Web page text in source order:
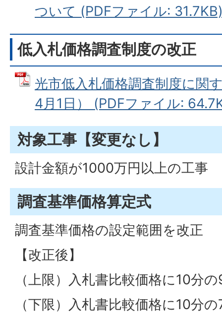
ついて (PDFファイル:
低入札価格調査制度の改正
光市低入札価格調査制度に関
4月1日） (PDFファイル:
対象工事【変更なし】
設計金額が1000万円以上の工事
調査基準価格算定式
調査基準価格の設定範囲を改正
【改正後】
（上限）入札書比較価格に10分
（下限）入札書比較価格に10分の